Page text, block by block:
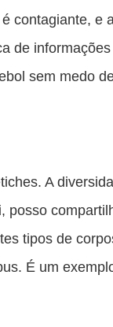
contagiante, e a
de
sem medo
A
posso
tipos de
É um